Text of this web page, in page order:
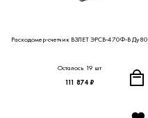
Расходомер-счетчик ВЗЛЕТ ЭРСВ-470Ф-В Ду80
Осталось 19 шт
111 874 ₽